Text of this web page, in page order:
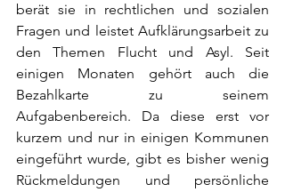
berät sie in rechtlichen und sozialen
Fragen und leistet Aufklärungsarbeit zu
den Themen Flucht und Asyl. Seit
einigen Monaten gehört auch die
Bezahlkarte zu seinem
Aufgabenbereich. Da diese erst vor
kurzem und nur in einigen Kommunen
eingeführt wurde, gibt es bisher wenig
Rückmeldungen und persönliche